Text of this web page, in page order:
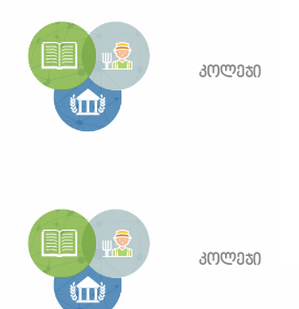
კოლეჯი
კოლეჯი